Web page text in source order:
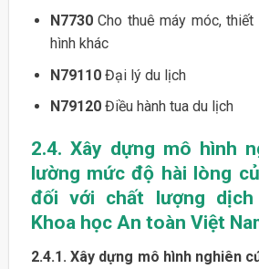
N7730Cho thuê máy móc,
hình khác
N79110Đại lý du lịch
N79120Điều hành tua du lịch
2.4. Xây dựng mô hình
lường mức độ hài lòng
đối với chất lượng
Khoa học An toàn Việt
2.4.1. Xây dựng mô hình nghiên